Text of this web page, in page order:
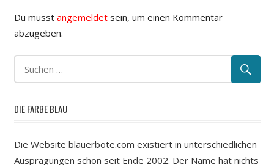
Du musst angemeldetsein, um einen Kommentar
abzugeben.
DIE FARBE BLAU
Die Website blauerbote.com existiert in unterschiedlichen
Ausprägungen schon seit Ende 2002. Der Name hat nichts